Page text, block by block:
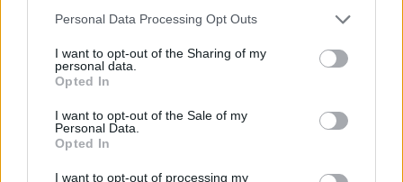
Personal Data Processing Opt Outs
I want to opt-out of the Sharing of my
personal data.
Opted In
I want to opt-out of the Sale of my
Personal Data.
Opted In
I want to opt-out of processing my
Δείτε επίσης